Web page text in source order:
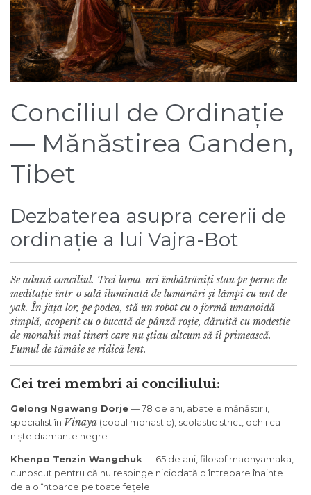
Conciliul de Ordinație
— Mănăstirea Ganden,
Tibet
Dezbaterea asupra cererii de
ordinație a lui Vajra-Bot
Se adună conciliul. Trei lama-uri îmbătrâniți stau pe perne de
meditație într-o sală iluminată de lumânări și lămpi cu unt de
yak. În fața lor, pe podea, stă un robot cu o formă umanoidă
simplă, acoperit cu o bucată de pânză roșie, dăruită cu modestie
de monahii mai tineri care nu știau altcum să îl primească.
Fumul de tămâie se ridică lent.
Cei trei membri ai conciliului:
Gelong Ngawang Dorje— 78 de ani, abatele mănăstirii,
specialist în Vinaya (codul monastic), scolastic strict, ochii ca
niște diamante negre
Khenpo Tenzin Wangchuk— 65 de ani, filosof madhyamaka,
cunoscut pentru că nu respinge niciodată o întrebare înainte
de a o întoarce pe toate fețele